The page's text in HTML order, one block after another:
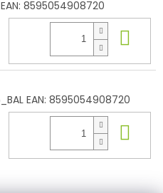
EAN: 8595054908720
EAN: 8595054908720